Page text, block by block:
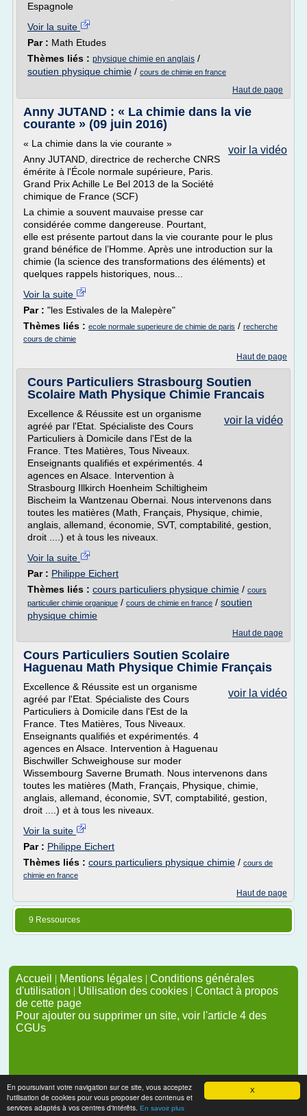
X
En poursuivant votre navigation sur ce site, vous acceptez
l'utilisation de cookies pour vous proposer des contenus et
services adaptés à vos centres d'intérêts. En savoir plus
Espagnole
Voir la suite
Par : Math Etudes
Thèmes liés : physique chimie en anglais /
soutien physique chimie / cours de chimie en france
Haut de page
Anny JUTAND : « La chimie dans la vie
courante » (09 juin 2016)
voir la vidéo
« La chimie dans la vie courante »
Anny JUTAND, directrice de recherche CNRS
émérite à l'École normale supérieure, Paris.
Grand Prix Achille Le Bel 2013 de la Société
chimique de France (SCF)
La chimie a souvent mauvaise presse car
considérée comme dangereuse. Pourtant,
elle est présente partout dans la vie courante pour le plus
grand bénéfice de l’Homme. Après une introduction sur la
chimie (la science des transformations des éléments) et
quelques rappels historiques, nous...
Voir la suite
Par : "les Estivales de la Malepère"
Thèmes liés : ecole normale superieure de chimie de paris / recherche
cours de chimie
Haut de page
Cours Particuliers Strasbourg Soutien
Scolaire Math Physique Chimie Francais
voir la vidéo
Excellence & Réussite est un organisme
agréé par l'Etat. Spécialiste des Cours
Particuliers à Domicile dans l'Est de la
France. Ttes Matières, Tous Niveaux.
Enseignants qualifiés et expérimentés. 4
agences en Alsace. Intervention à
Strasbourg Illkirch Hoenheim Schiltigheim
Bischeim la Wantzenau Obernai. Nous intervenons dans
toutes les matières (Math, Français, Physique, chimie,
anglais, allemand, économie, SVT, comptabilité, gestion,
droit ....) et à tous les niveaux.
Voir la suite
Par : Philippe Eichert
Thèmes liés : cours particuliers physique chimie / cours
particulier chimie organique / cours de chimie en france / soutien
physique chimie
Haut de page
Cours Particuliers Soutien Scolaire
Haguenau Math Physique Chimie Français
voir la vidéo
Excellence & Réussite est un organisme
agréé par l'Etat. Spécialiste des Cours
Particuliers à Domicile dans l'Est de la
France. Ttes Matières, Tous Niveaux.
Enseignants qualifiés et expérimentés. 4
agences en Alsace. Intervention à Haguenau
Bischwiller Schweighouse sur moder
Wissembourg Saverne Brumath. Nous intervenons dans
toutes les matières (Math, Français, Physique, chimie,
anglais, allemand, économie, SVT, comptabilité, gestion,
droit ....) et à tous les niveaux.
Voir la suite
Par : Philippe Eichert
Thèmes liés : cours particuliers physique chimie / cours de
chimie en france
Haut de page
9 Ressources
Accueil | Mentions légales | Conditions générales
d'utilisation | Utilisation des cookies | Contact à propos
de cette page
Pour ajouter ou supprimer un site, voir l'article 4 des
CGUs